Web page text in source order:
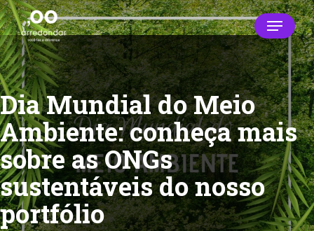
Skip
to
main
content
Menu
Dia Mundial do Meio
Ambiente: conheça mais
sobre as ONGs
sustentáveis do nosso
portfólio
Close
Menu